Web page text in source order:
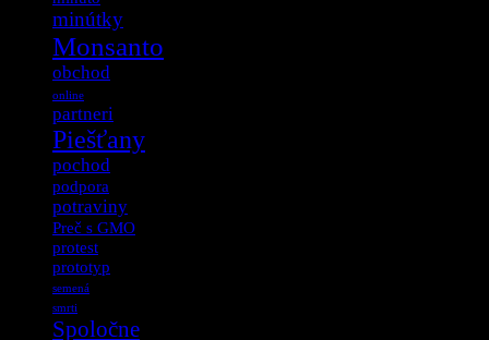
minútky
Monsanto
obchod
online
partneri
Piešťany
pochod
podpora
potraviny
Preč s GMO
protest
prototyp
semená
smrti
Spoločne